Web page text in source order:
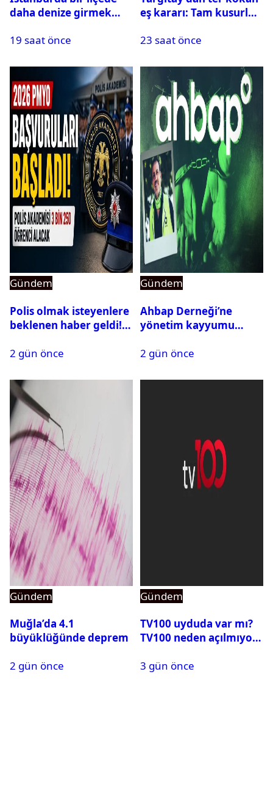
daha denize girmek
19 saat önce
eş kararı: Tam kusurlu
23 saat önce
Gündem
Polis olmak isteyenlere
beklenen haber geldi!
2 gün önce
Gündem
Ahbap Derneği’ne
yönetim kayyumu
açıldı
2 gün önce
Gündem
Muğla’da 4.1
büyüklüğünde deprem
2 gün önce
Gündem
TV100 uyduda var mı?
TV100 neden açılmıyor?
3 gün önce